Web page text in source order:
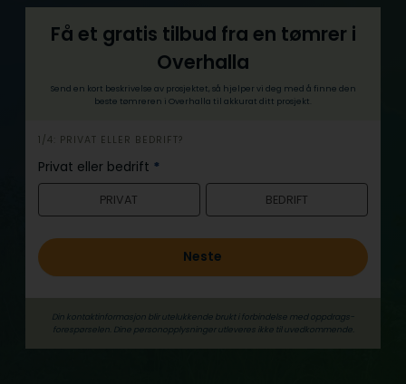
Få et gratis tilbud fra en tømrer i
Overhalla
Send en kort beskrivelse av prosjektet, så hjelper vi deg med å finne den
beste tømreren i Overhalla til akkurat ditt prosjekt.
h
e
r
1/4: PRIVAT ELLER BEDRIFT?
Privat eller bedrift *
PRIVAT BEDRIFT
Neste
Din kontaktinformasjon blir utelukkende brukt i forbindelse med oppdrags­
forespørselen. Dine person­­opplysninger utleveres ikke til uvedkommende.